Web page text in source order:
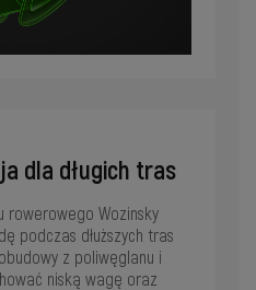
dla długich tras
rowerowego Wozinsky
podczas dłuższych tras
z poliwęglanu i
niską wagę oraz